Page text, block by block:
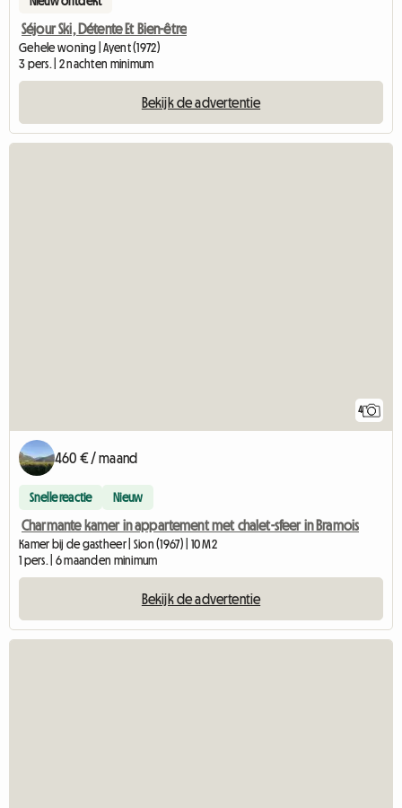
Séjour Ski, Détente Et Bien-être
Gehele woning | Ayent (1972)
3 pers. | 2 nachten minimum
Bekijk de advertentie
4
460 € / maand
Snelle reactie Nieuw
Charmante kamer in appartement met chalet-sfeer in Bramois
Kamer bij de gastheer | Sion (1967) | 10 M2
1 pers. | 6 maanden minimum
Bekijk de advertentie